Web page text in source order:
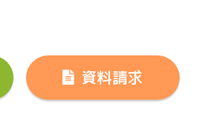
資料請求